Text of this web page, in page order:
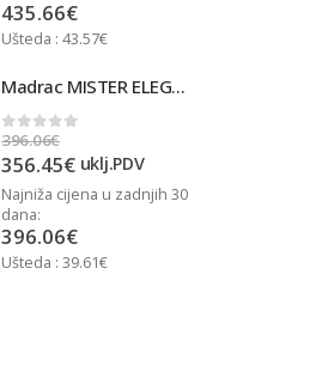
435.66€
Ušteda : 43.57€
Madrac MISTER ELEGANCE 90x200
0out of 5
396.06€
356.45€ uklj.PDV
Najniža cijena u zadnjih 30
dana:
396.06€
Ušteda : 39.61€